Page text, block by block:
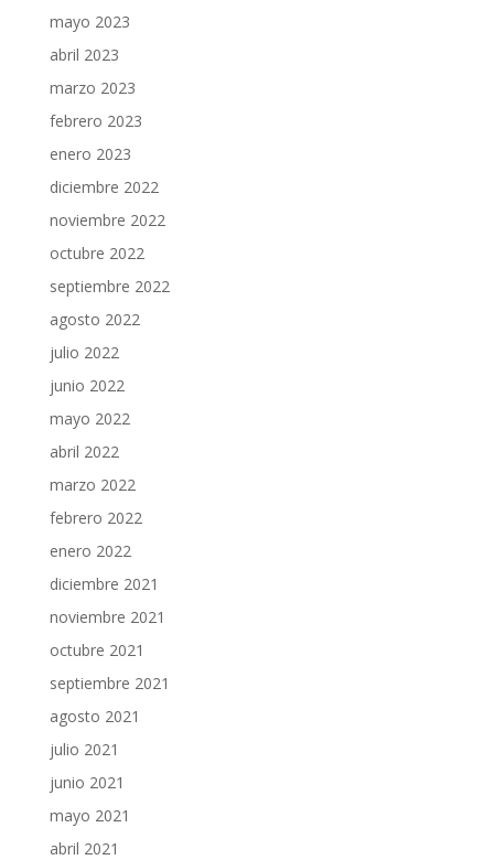
mayo 2023
abril 2023
marzo 2023
febrero 2023
enero 2023
diciembre 2022
noviembre 2022
octubre 2022
septiembre 2022
agosto 2022
julio 2022
junio 2022
mayo 2022
abril 2022
marzo 2022
febrero 2022
enero 2022
diciembre 2021
noviembre 2021
octubre 2021
septiembre 2021
agosto 2021
julio 2021
junio 2021
mayo 2021
abril 2021